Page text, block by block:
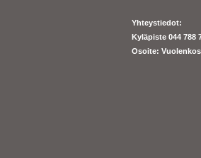
Yhteystiedot:
Kyläpiste 044 788
Osoite: